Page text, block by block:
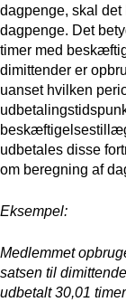
dagpenge, skal
dagpenge. Det
timer med
dimittender er
uanset hvilken
udbetales disse
om beregning af
Eksempel:
Medlemmet
satsen til
udbetalt 30,01